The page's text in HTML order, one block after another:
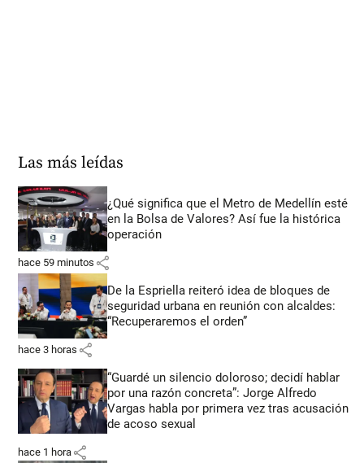
Las más leídas
¿Qué significa que el Metro de Medellín esté
en la Bolsa de Valores? Así fue la histórica
operación
hace 59 minutos share
De la Espriella reiteró idea de bloques de
seguridad urbana en reunión con alcaldes:
“Recuperaremos el orden”
hace 3 horas share
“Guardé un silencio doloroso; decidí hablar
por una razón concreta”: Jorge Alfredo
Vargas habla por primera vez tras acusación
de acoso sexual
hace 1 hora share